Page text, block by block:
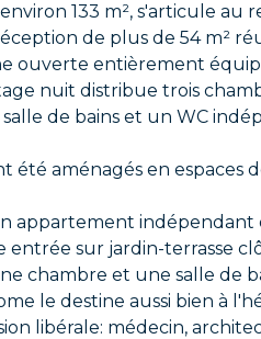
133 m², s'articule
de plus de 54 m²
ouverte entièrement
nuit distribue trois
salle de bains et un WC
été aménagés en espaces
appartement indépendant
entrée sur jardin-terrasse
chambre et une salle de
le destine aussi bien à
libérale: médecin,